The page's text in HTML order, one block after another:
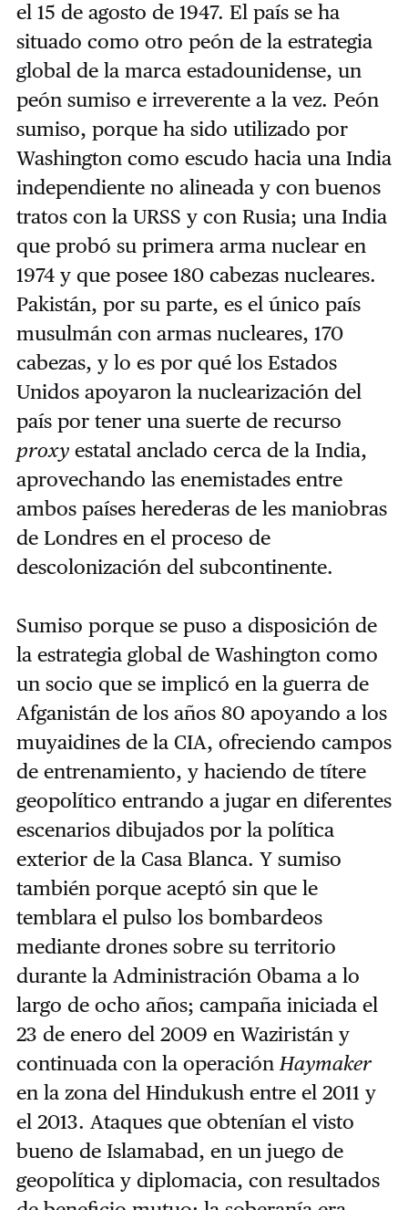
el 15 de agosto de 1947. El país se ha
situado como otro peón de la estrategia
global de la marca estadounidense, un
peón sumiso e irreverente a la vez. Peón
sumiso, porque ha sido utilizado por
Washington como escudo hacia una India
independiente no alineada y con buenos
tratos con la URSS y con Rusia; una India
que probó su primera arma nuclear en
1974 y que posee 180 cabezas nucleares.
Pakistán, por su parte, es el único país
musulmán con armas nucleares, 170
cabezas, y lo es por qué los Estados
Unidos apoyaron la nuclearización del
país por tener una suerte de recurso
proxyestatal anclado cerca de la India,
aprovechando las enemistades entre
ambos países herederas de les maniobras
de Londres en el proceso de
descolonización del subcontinente.
Sumiso porque se puso a disposición de
la estrategia global de Washington como
un socio que se implicó en la guerra de
Afganistán de los años 80 apoyando a los
muyaidines de la CIA, ofreciendo campos
de entrenamiento, y haciendo de títere
geopolítico entrando a jugar en diferentes
escenarios dibujados por la política
exterior de la Casa Blanca. Y sumiso
también porque aceptó sin que le
temblara el pulso los bombardeos
mediante drones sobre su territorio
durante la Administración Obama a lo
largo de ocho años; campaña iniciada el
23 de enero del 2009 en Waziristán y
continuada con la operación Haymaker
en la zona del Hindukush entre el 2011 y
el 2013. Ataques que obtenían el visto
bueno de Islamabad, en un juego de
geopolítica y diplomacia, con resultados